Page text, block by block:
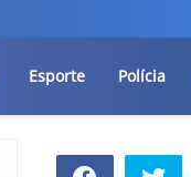
Esporte Polícia